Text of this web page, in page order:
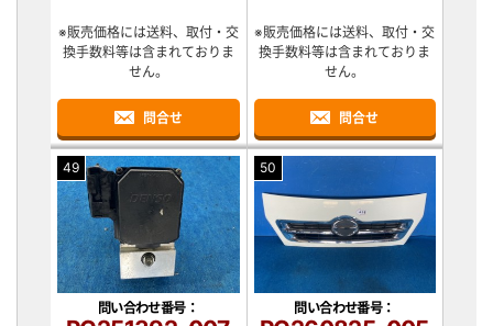
※販売価格には送料、取付・交
換手数料等は含まれておりま
せん。
問合せ
※販売価格には送料、取付・交
換手数料等は含まれておりま
せん。
問合せ
49
問い合わせ番号：
50
問い合わせ番号：